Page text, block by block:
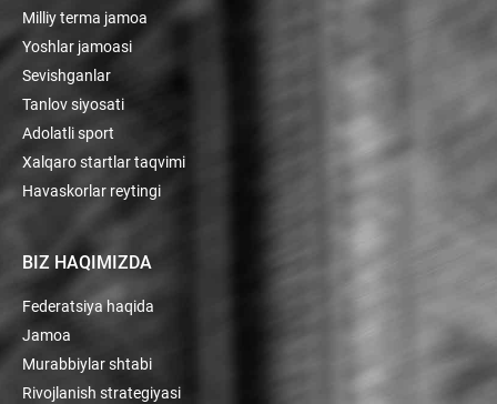
Milliy terma jamoa
Yoshlar jamoasi
Sevishganlar
Tanlov siyosati
Adolatli sport
Xalqaro startlar taqvimi
Havaskorlar reytingi
BIZ HAQIMIZDA
Federatsiya haqida
Jamoa
Murabbiylar shtabi
Rivojlanish strategiyasi